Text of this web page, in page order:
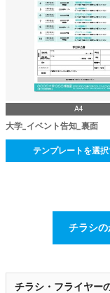
A4
大学_イベント告知_裏面
テンプレートを選択
チラシ
チラシ・フライヤー